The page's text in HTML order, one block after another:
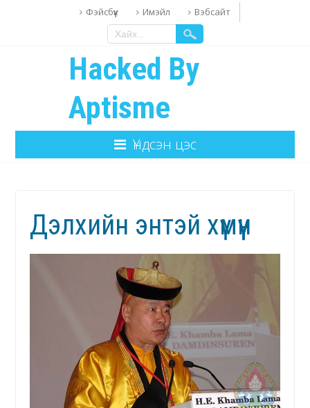
Фэйсбүүк Имэйл Вэбсайт
Hacked By
Aptisme
Үндсэн цэс
Дэлхийн энтэй хүмүүн